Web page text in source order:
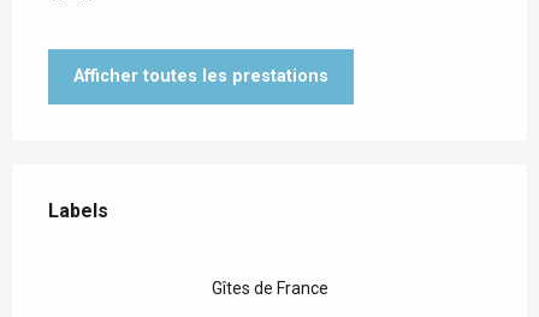
Afficher toutes les prestations
Labels
Labels
Gîtes de France